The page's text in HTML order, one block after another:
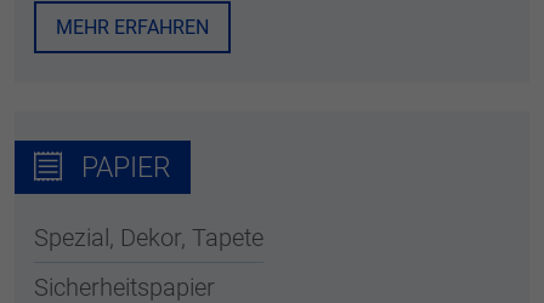
MEHR ERFAHREN
PAPIER
Spezial, Dekor, Tapete
Sicherheitspapier